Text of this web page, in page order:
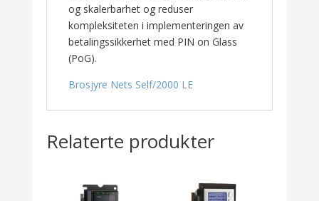
og skalerbarhet og reduser
kompleksiteten i implementeringen av
betalingssikkerhet med PIN on Glass
(PoG).
Brosjyre Nets Self/2000 LE
Relaterte produkter